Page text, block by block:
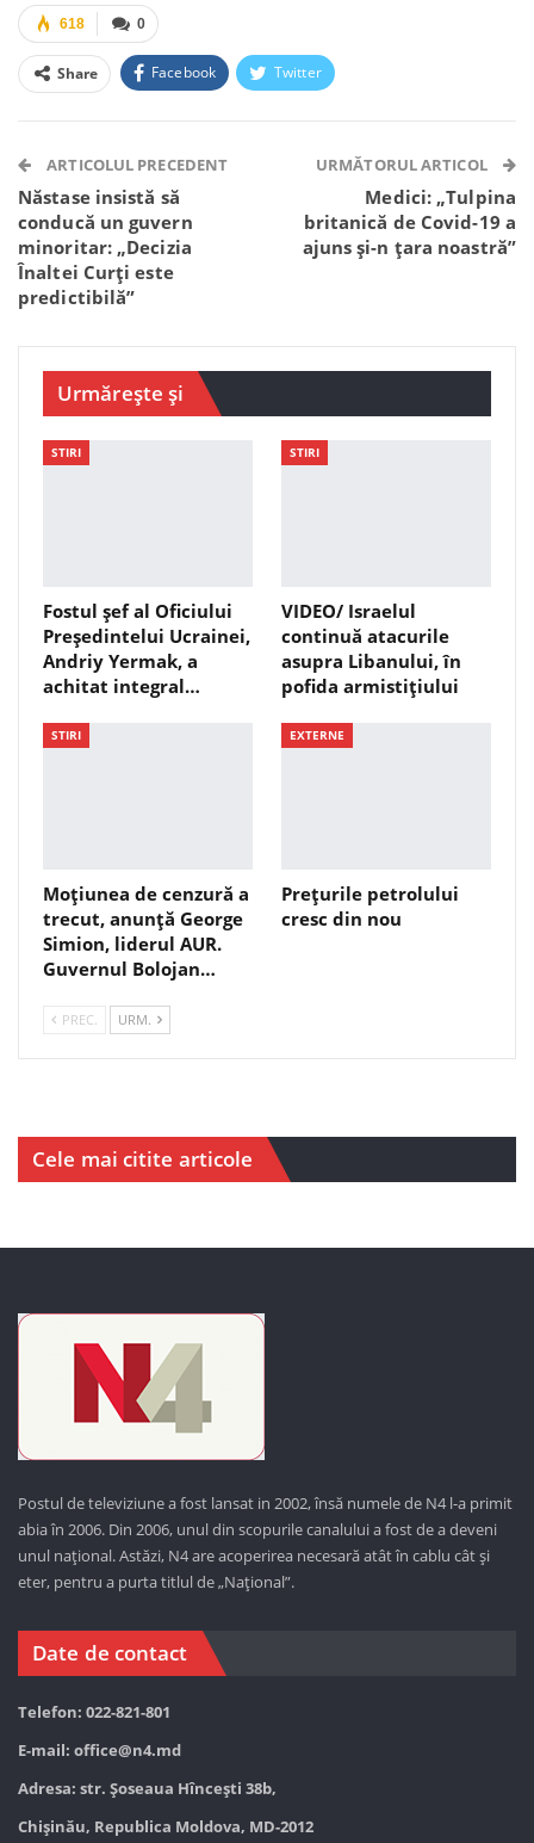
0
618
Share Facebook Twitter
Telegram WhatsApp Viber
ARTICOLUL PRECEDENT
Năstase insistă să
conducă un guvern
minoritar: „Decizia
Înaltei Curți este
predictibilă”
URMĂTORUL ARTICOL
Medici: „Tulpina
britanică de Covid-19 a
ajuns și-n țara noastră”
Urmărește și
STIRI
Fostul șef al Oficiului
Președintelui Ucrainei,
Andriy Yermak, a
achitat integral…
STIRI
VIDEO/ Israelul
continuă atacurile
asupra Libanului, în
pofida armistițiului
STIRI
Moțiunea de cenzură a
trecut, anunță George
Simion, liderul AUR.
Guvernul Bolojan…
EXTERNE
Prețurile petrolului
cresc din nou
PREC. URM.
Cele mai citite articole
Postul de televiziune a fost lansat in 2002, însă numele de N4 l-a primit
abia în 2006. Din 2006, unul din scopurile canalului a fost de a deveni
unul național. Astăzi, N4 are acoperirea necesară atât în cablu cât și
eter, pentru a purta titlul de „Național”.
Date de contact
Telefon: 022-821-801
E-mail: office@n4.md
Adresa: str. Șoseaua Hînceşti 38b,
Chișinău, Republica Moldova, MD-2012